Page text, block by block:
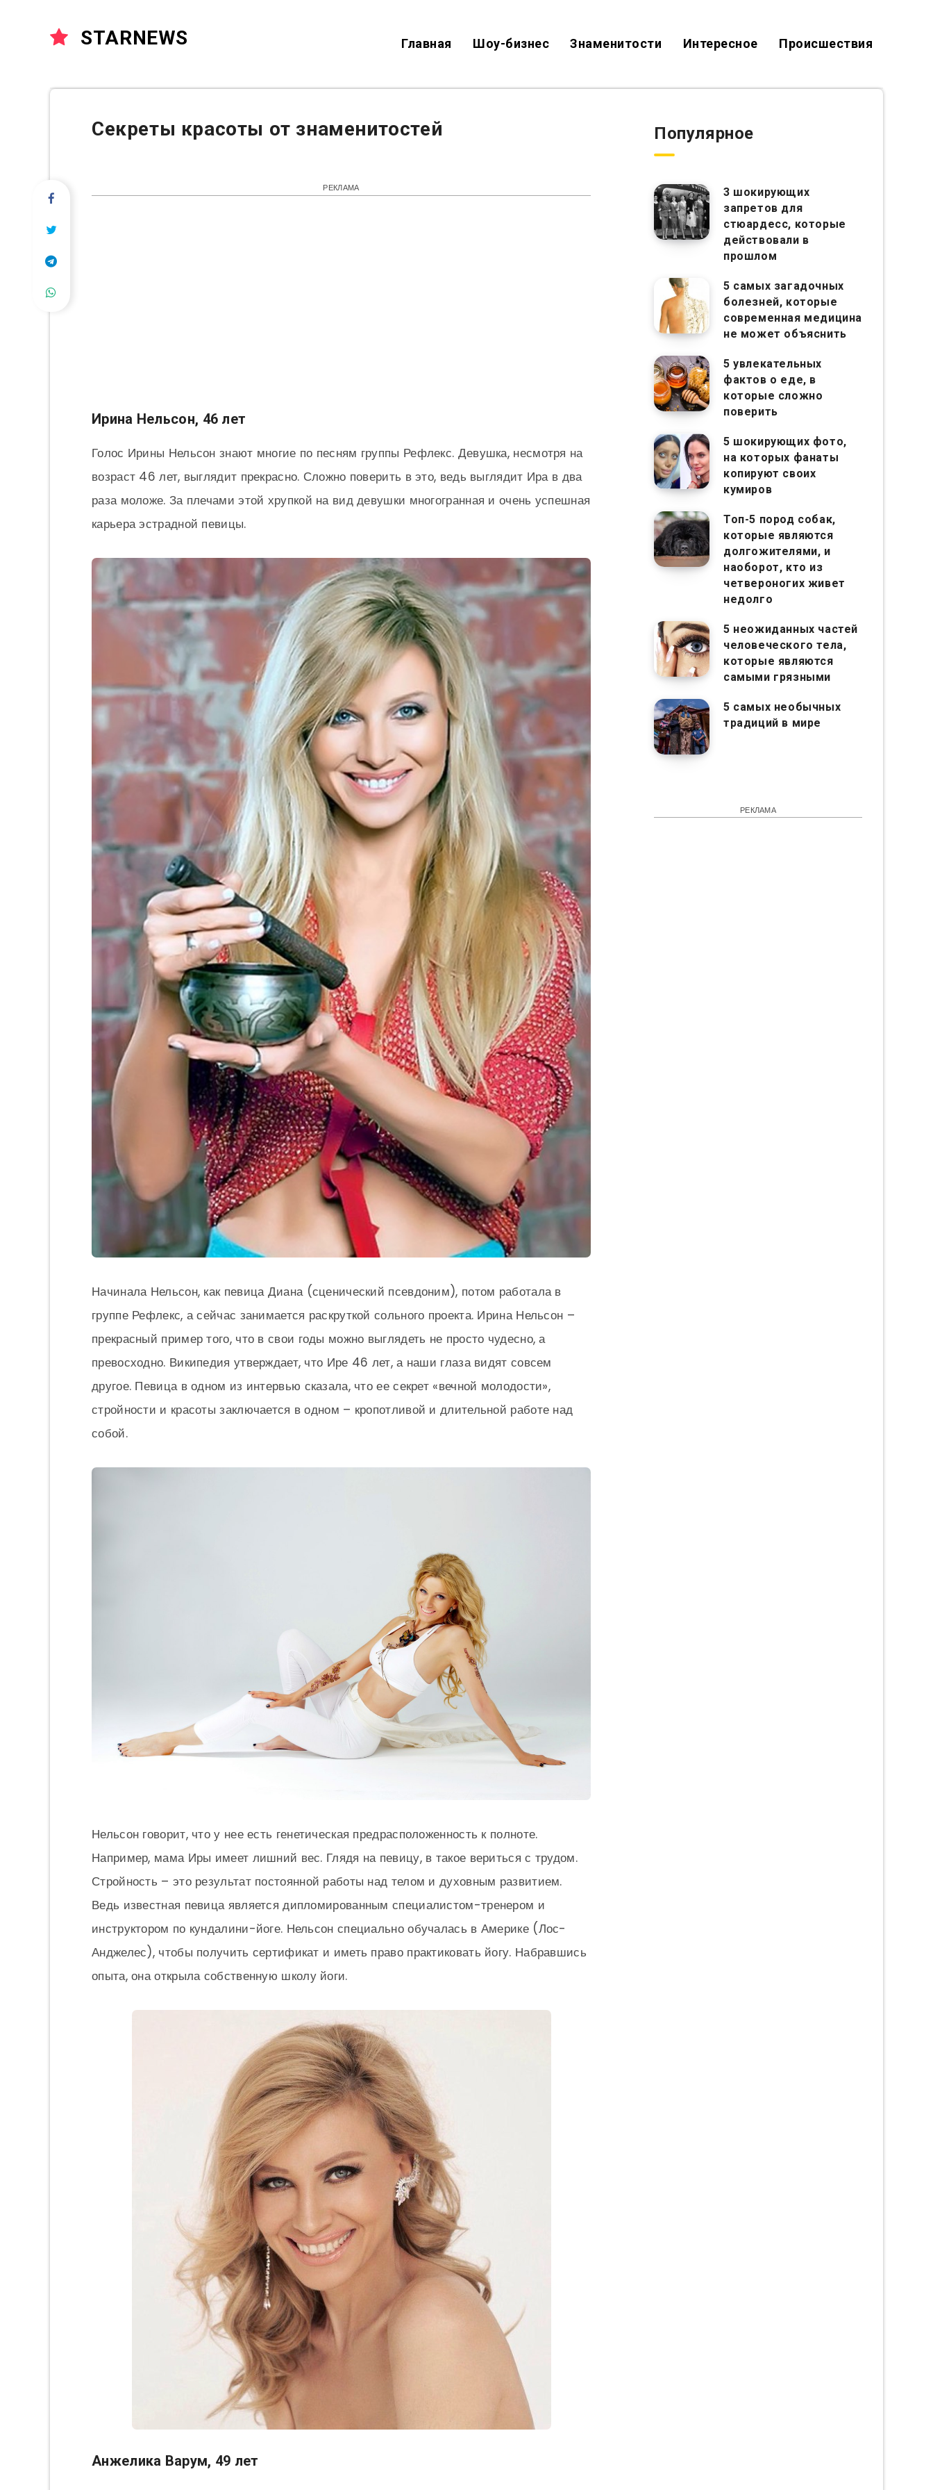
STARNEWS Главная Шоу-бизнес Знаменитости Интересное Происшествия
Секреты красоты от знаменитостей
РЕКЛАМА
Ирина Нельсон, 46 лет
Голос Ирины Нельсон знают многие по песням группы Рефлекс. Девушка, несмотря на
возраст 46 лет, выглядит прекрасно. Сложно поверить в это, ведь выглядит Ира в два
раза моложе. За плечами этой хрупкой на вид девушки многогранная и очень успешная
карьера эстрадной певицы.
Начинала Нельсон, как певица Диана (сценический псевдоним), потом работала в
группе Рефлекс, а сейчас занимается раскруткой сольного проекта. Ирина Нельсон –
прекрасный пример того, что в свои годы можно выглядеть не просто чудесно, а
превосходно. Википедия утверждает, что Ире 46 лет, а наши глаза видят совсем
другое. Певица в одном из интервью сказала, что ее секрет «вечной молодости»,
стройности и красоты заключается в одном – кропотливой и длительной работе над
собой.
Нельсон говорит, что у нее есть генетическая предрасположенность к полноте.
Например, мама Иры имеет лишний вес. Глядя на певицу, в такое вериться с трудом.
Стройность – это результат постоянной работы над телом и духовным развитием.
Ведь известная певица является дипломированным специалистом-тренером и
инструктором по кундалини-йоге. Нельсон специально обучалась в Америке (Лос-
Анджелес), чтобы получить сертификат и иметь право практиковать йогу. Набравшись
опыта, она открыла собственную школу йоги.
Анжелика Варум, 49 лет
Популярное
3 шокирующих
запретов для
стюардесс, которые
действовали в
прошлом
5 самых загадочных
болезней, которые
современная медицина
не может объяснить
5 увлекательных
фактов о еде, в
которые сложно
поверить
5 шокирующих фото,
на которых фанаты
копируют своих
кумиров
Топ-5 пород собак,
которые являются
долгожителями, и
наоборот, кто из
четвероногих живет
недолго
5 неожиданных частей
человеческого тела,
которые являются
самыми грязными
5 самых необычных
традиций в мире
РЕКЛАМА